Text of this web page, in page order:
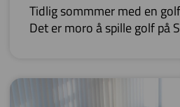
Tidlig sommmer med en
Det er moro å spille golf på